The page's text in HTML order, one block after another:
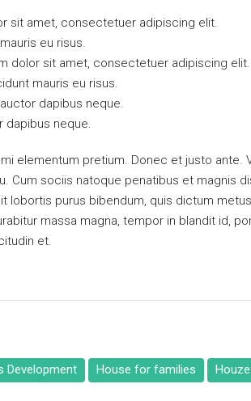
sit amet, consectetuer adipiscing elit.
eu risus.
dolor sit amet, consectetuer adipiscing elit.
mauris eu risus.
dapibus neque.
dapibus neque.
elementum pretium. Donec et justo ante.
Cum sociis natoque penatibus et magnis
lobortis purus bibendum, quis dictum
massa magna, tempor in blandit id,
et.
Development House for families